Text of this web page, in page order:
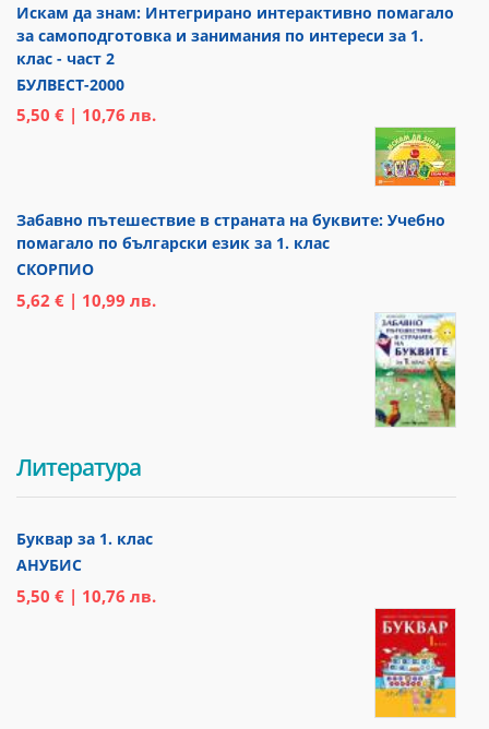
Искам да знам: Интегрирано интерактивно помагало
за самоподготовка и занимания по интереси за 1.
клас - част 2
БУЛВЕСТ-2000
5,50 € | 10,76 лв.
Забавно пътешествие в страната на буквите: Учебно
помагало по български език за 1. клас
СКОРПИО
5,62 € | 10,99 лв.
Литература
Буквар за 1. клас
АНУБИС
5,50 € | 10,76 лв.